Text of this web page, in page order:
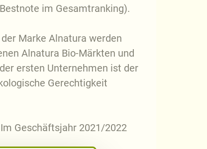
im Gesamtranking).
Marke Alnatura werden
Alnatura Bio-Märkten und
ersten Unternehmen ist der
Gerechtigkeit
Geschäftsjahr 2021/2022